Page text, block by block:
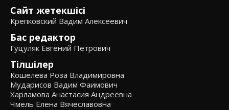
Сайт жетекшісі
Крепковский Вадим Алексеевич
Бас редактор
Гуцуляк Евгений Петрович
Тілшілер
Кошелева Роза Владимировна
Мударисов Вадим Фаимович
Харламова Анастасия Андреевна
Чмель Елена Вячеславовна